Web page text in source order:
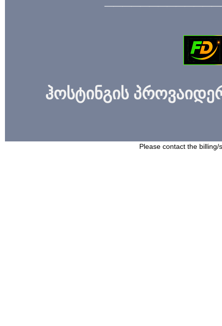
ჰოსტინგის
Please contact the